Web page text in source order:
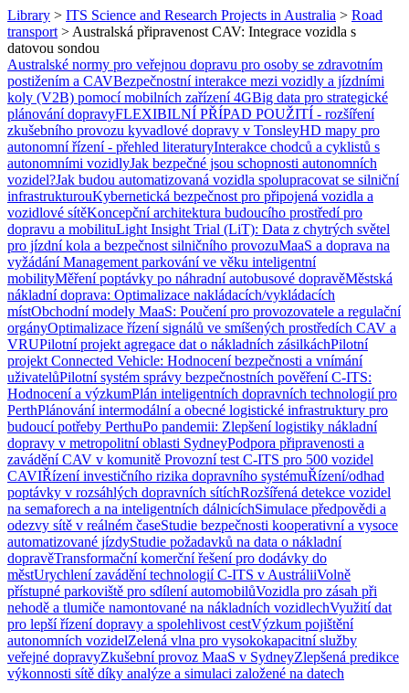
Library > ITS Science and Research Projects in Australia > Road
transport > Australská připravenost CAV: Integrace vozidla s
datovou sondou
Australské normy pro veřejnou dopravu pro osoby se zdravotním
postižením a CAVBezpečnostní interakce mezi vozidly a jízdními
koly (V2B) pomocí mobilních zařízení 4GBig data pro strategické
plánování dopravyFLEXIBILNÍ PŘÍPAD POUŽITÍ - rozšíření
zkušebního provozu kyvadlové dopravy v TonsleyHD mapy pro
autonomní řízení - přehled literaturyInterakce chodců a cyklistů s
autonomními vozidlyJak bezpečné jsou schopnosti autonomních
vozidel?Jak budou automatizovaná vozidla spolupracovat se silniční
infrastrukturouKybernetická bezpečnost pro připojená vozidla a
vozidlové sítěKoncepční architektura budoucího prostředí pro
dopravu a mobilituLight Insight Trial (LiT): Data z chytrých světel
pro jízdní kola a bezpečnost silničního provozuMaaS a doprava na
vyžádáníManagement parkování ve věku inteligentní
mobilityMěření poptávky po náhradní autobusové dopravěMěstská
nákladní doprava: Optimalizace nakládacích/vykládacích
místObchodní modely MaaS: Poučení pro provozovatele a regulační
orgányOptimalizace řízení signálů ve smíšených prostředích CAV a
VRUPilotní projekt agregace dat o nákladních zásilkáchPilotní
projekt Connected Vehicle: Hodnocení bezpečnosti a vnímání
uživatelůPilotní systém správy bezpečnostních pověření C-ITS:
Hodnocení a výzkumPlán inteligentních dopravních technologií pro
PerthPlánování intermodální a obecné logistické infrastruktury pro
budoucí potřeby PerthuPo pandemii: Zlepšení logistiky nákladní
dopravy v metropolitní oblasti SydneyPodpora připravenosti a
zavádění CAV v komunitě Provozní test C-ITS pro 500 vozidel
CAVIŘízení investičního rizika dopravního systémuŘízení/odhad
poptávky v rozsáhlých dopravních sítíchRozšířená detekce vozidel
na semaforech a na inteligentních dálnicíchSimulace předpovědi a
odezvy sítě v reálném časeStudie bezpečnosti kooperativní a vysoce
automatizované jízdyStudie požadavků na data o nákladní
dopravěTransformační komerční řešení pro dodávky do
městUrychlení zavádění technologií C-ITS v AustráliiVolně
přístupné parkoviště pro sdílení automobilůVozidla pro zásah při
nehodě a tlumiče namontované na nákladních vozidlechVyužití dat
pro lepší řízení dopravy a spolehlivost cestVýzkum pojištění
autonomních vozidelZelená vlna pro vysokokapacitní služby
veřejné dopravyZkušební provoz MaaS v SydneyZlepšená predikce
výkonnosti sítě díky analýze a simulaci založené na datech